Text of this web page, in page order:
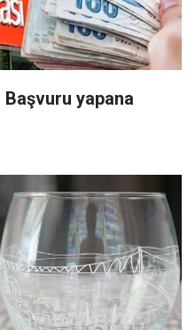
Başvuru yapana